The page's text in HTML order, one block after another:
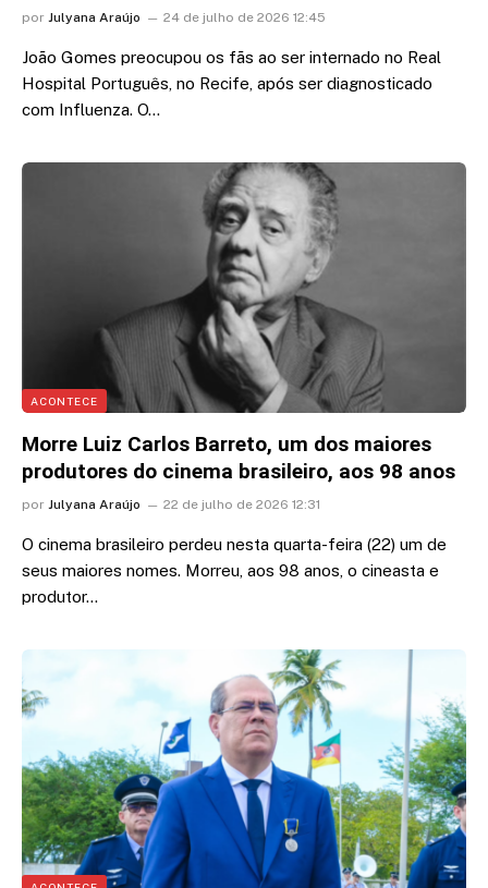
por Julyana Araújo 24 de julho de 2026 12:45
João Gomes preocupou os fãs ao ser internado no Real
Hospital Português, no Recife, após ser diagnosticado
com Influenza. O…
ACONTECE
Morre Luiz Carlos Barreto, um dos maiores
produtores do cinema brasileiro, aos 98 anos
por Julyana Araújo 22 de julho de 2026 12:31
O cinema brasileiro perdeu nesta quarta-feira (22) um de
seus maiores nomes. Morreu, aos 98 anos, o cineasta e
produtor…